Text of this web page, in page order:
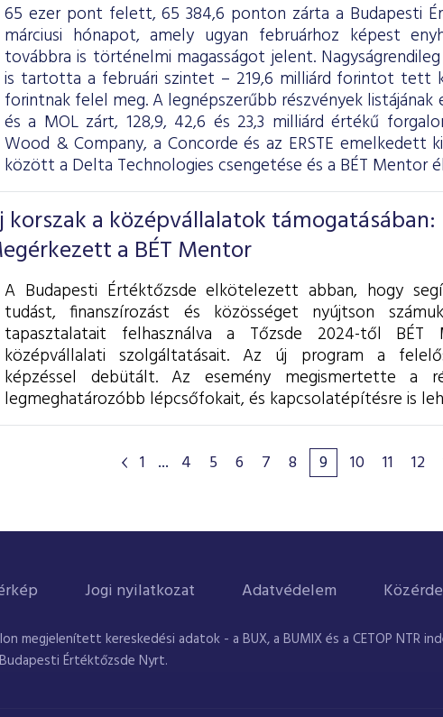
65 ezer pont felett, 65 384,6 ponton zárta a Budapesti
márciusi hónapot, amely ugyan februárhoz képest
továbbra is történelmi magasságot jelent.
is tartotta a februári szintet – 219,6 milliárd forintot tett
forintnak felel meg. A legnépszerűbb részvények listájának
és a MOL zárt, 128,9, 42,6 és 23,3 milliárd értékű
Wood & Company, a Concorde és az ERSTE
között a Delta Technologies csengetése és a BÉT Mentor
korszak a középvállalatok támogatásában:
a BÉT Mentor
A Budapesti Értéktőzsde elkötelezett abban, hogy
tudást, finanszírozást és közösséget nyújtson
tapasztalatait felhasználva a Tőzsde 2024-től
középvállalati szolgáltatásait. Az új program a
képzéssel debütált. Az esemény megismertette a
legmeghatározóbb lépcsőfokait, és kapcsolatépítésre is
1 ... 4 5 6 7 8 9 10 11 12
Jogi nyilatkozat Adatvédelem
megjelenített kereskedési adatok - a BUX, a BUMIX és a CETOP NTR
Értéktőzsde Nyrt.